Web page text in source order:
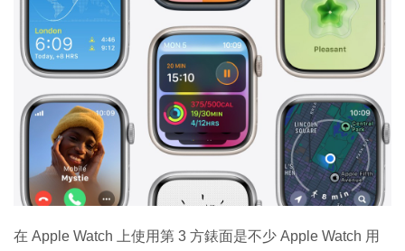
在 Apple Watch 上使用第 3 方錶面是不少 Apple Watch 用